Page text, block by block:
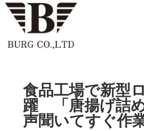
食品工場で新型
躍 「唐揚げ詰
声聞いてすぐ作